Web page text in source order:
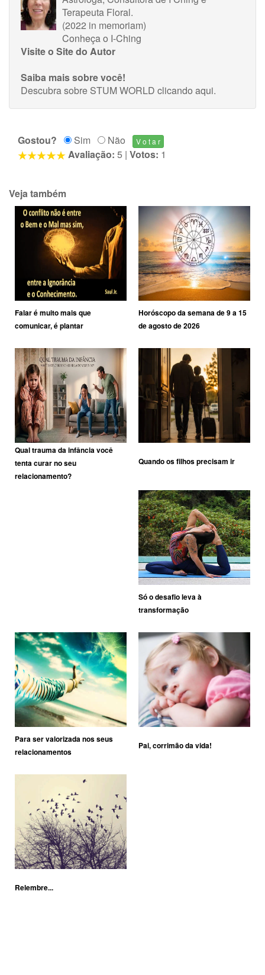
Terapeuta Floral.
(2022 in memoriam)
Conheça o I-Ching
Visite o Site do Autor
Saiba mais sobre você!
Descubra sobre STUM WORLD clicando aqui.
Gostou? Sim
Não
Avaliação: 5 | Votos: 1
Veja também
Falar é muito mais que
comunicar, é plantar
Horóscopo da semana de 9 a 15
de agosto de 2026
Qual trauma da infância você
tenta curar no seu
relacionamento?
Quando os filhos precisam ir
Só o desafio leva à
transformação
Para ser valorizada nos seus
relacionamentos
Pai, corrimão da vida!
Relembre...